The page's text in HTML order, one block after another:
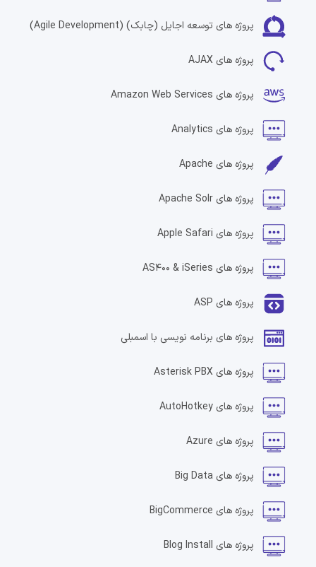
پروژه های توسعه اجایل (چابک) (Agile Development)
پروژه های AJAX
پروژه های Amazon Web Services
پروژه های Analytics
پروژه های Apache
پروژه های Apache Solr
پروژه های Apple Safari
پروژه های AS400 & iSeries
پروژه های ASP
پروژه های برنامه نویسی با اسمبلی
پروژه های Asterisk PBX
پروژه های AutoHotkey
پروژه های Azure
پروژه های Big Data
پروژه های BigCommerce
پروژه های Blog Install